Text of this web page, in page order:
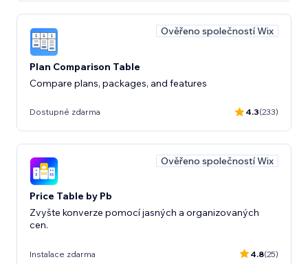
Ověřeno společností Wix
Plan Comparison Table
Compare plans, packages, and features
Dostupné zdarma 4.3(233)
Ověřeno společností Wix
Price Table by Pb
Zvyšte konverze pomocí jasných a organizovaných
cen.
Instalace zdarma 4.8(25)